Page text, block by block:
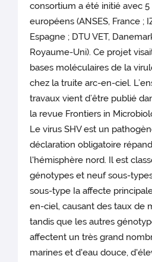
consortium a été initié avec
européens (ANSES, France ;
Espagne ; DTU VET,
Royaume-Uni). Ce projet
bases moléculaires de la
chez la truite arc-en-ciel.
travaux vient d’être publié
la revue Frontiers in
Le virus SHV est un
déclaration obligatoire
l'hémisphère nord. Il est
génotypes et neuf sous-
sous-type Ia affecte
en-ciel, causant des taux de
tandis que les autres
affectent un très grand
marines et d'eau douce,